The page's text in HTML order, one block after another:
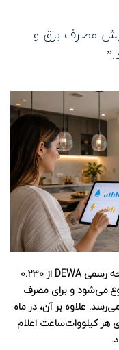
مصرف برق و
تعرفه برق مسکونی و تجاری در دبی طبق صفحه رسمی DEWA از ۰.۲۳۰
شروع می‌شود و برای مصرف
کیلووات‌ساعت به ۰.۳۸۰ درهم می‌رسد. علاوه بر آن، در ماه
برق ۰.۰۶۰ درهم به‌ازای هر کیلووات‌ساعت اعلام